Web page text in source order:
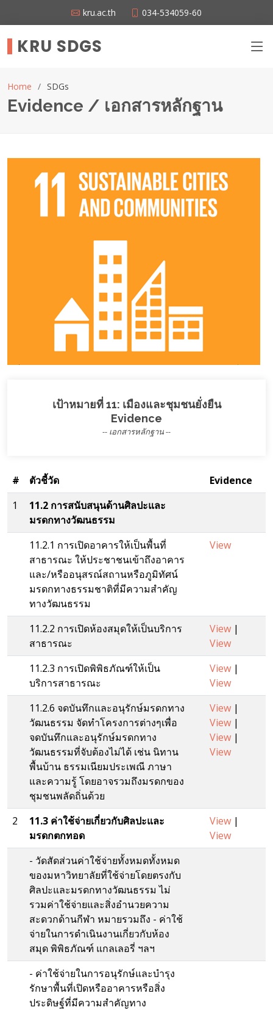
kru.ac.th 034-534059-60
KRU SDGS
Home SDGs
Evidence / เอกสารหลักฐาน
เป้าหมายที่ 11: เมืองและชุมชนยั่งยืน
Evidence
-- เอกสารหลักฐาน --
# ตัวชี้วัด
Evidence
1
11.2 การสนับสนุนด้านศิลปะและ
มรดกทางวัฒนธรรม
11.2.1 การเปิดอาคารให้เป็นพื้นที่
สาธารณะ ให้ประชาชนเข้าถึงอาคาร
และ/หรืออนุสรณ์สถานหรือภูมิทัศน์
มรดกทางธรรมชาติที่มีความสำคัญ
ทางวัฒนธรรม
View
11.2.2 การเปิดห้องสมุดให้เป็นบริการ
สาธารณะ
View |
View
11.2.3 การเปิดพิพิธภัณฑ์ให้เป็น
บริการสาธารณะ
View |
View
11.2.6 จดบันทึกและอนุรักษ์มรดกทาง
วัฒนธรรม จัดทำโครงการต่างๆเพื่อ
จดบันทึกและอนุรักษ์มรดกทาง
วัฒนธรรมที่จับต้องไม่ได้ เช่น นิทาน
พื้นบ้าน ธรรมเนียมประเพณี ภาษา
และความรู้ โดยอาจรวมถึงมรดกของ
ชุมชนพลัดถิ่นด้วย
View |
View |
View |
View
2
11.3 ค่าใช้จ่ายเกี่ยวกับศิลปะและ
มรดกตกทอด
View |
View
- วัดสัดส่วนค่าใช้จ่ายทั้งหมดทั้งหมด
ของมหาวิทยาลัยที่ใช้จ่ายโดยตรงกับ
ศิลปะและมรดกทางวัฒนธรรม ไม่
รวมค่าใช้จ่ายและสิ่งอำนวยความ
สะดวกด้านกีฬา หมายรวมถึง - ค่าใช้
จ่ายในการดำเนินงานเกี่ยวกับห้อง
สมุด พิพิธภัณฑ์ แกลเลอรี่ ฯลฯ
- ค่าใช้จ่ายในการอนุรักษ์และบำรุง
รักษาพื้นที่เปิดหรืออาคารหรือสิ่ง
ประดิษฐ์ที่มีความสำคัญทาง